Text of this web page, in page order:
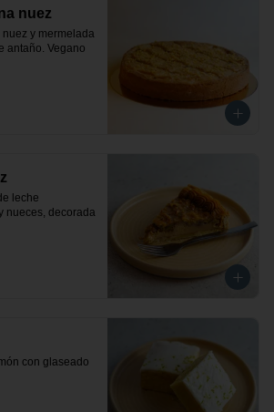
nuez
y mermelada
antaño. Vegano
leche
nueces, decorada
con glaseado